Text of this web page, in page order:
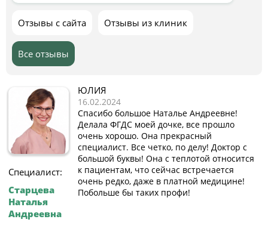
Отзывы с сайта Отзывы из клиник
Все отзывы
Специалист:
Старцева
Наталья
Андреевна
ЮЛИЯ
16.02.2024
Спасибо большое Наталье Андреевне!
Делала ФГДС моей дочке, все прошло
очень хорошо. Она прекрасный
специалист. Все четко, по делу! Доктор с
большой буквы! Она с теплотой относится
к пациентам, что сейчас встречается
очень редко, даже в платной медицине!
Побольше бы таких профи!